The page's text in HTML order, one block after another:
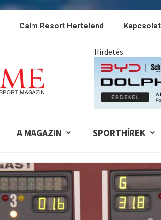
Calm Resort Hertelend Kapcsolat
Hirdetés
A MAGAZIN SPORTHÍREK